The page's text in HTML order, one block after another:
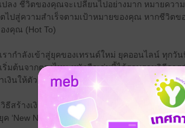
ปลง ชีวิตของคุณจะเปลี่ยนไปอย่างมาก หมายคว
ไปสู่ความสำเร็จตามเป้าหมายของคุณ หากชีวิต
งคุณ (Hot To)
รากำลังเข้าสู่ยุคของเทรนด์ใหม่ ยุคออนไลน์ ทุก
ริ่มต้นจากตรงไหน หนังสือเล่มนี้ได้รวบรวมวิธีก
งินให้ตัวเองอย่างรวดเร็ว หลายคนยังไม่ทราบว่า
ธีสร้างเงินให้กับคุณในกระแสแห่งยุคออนไลน์ โ
‘New Normal’